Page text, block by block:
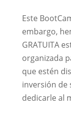
Este
embargo,
GRATUITA
organizada
que estén
inversión de
dedicarle al